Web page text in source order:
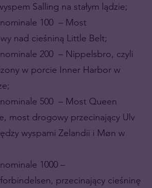
Salling na stałym lądzie;
100 – Most
nad cieśniną Little Belt;
200 – Nippelsbro, czyli
w porcie Inner Harbor w
500 – Most Queen
most drogowy przecinający Ulv
wyspami Zelandii i Møn w
1000 –
przecinający cieśninę